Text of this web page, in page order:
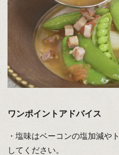
ワンポイントアドバイス
・塩味はベーコンの塩加減や
してください。